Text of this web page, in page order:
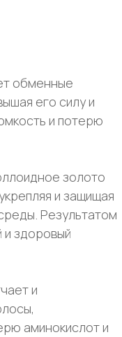
обменные
его силу и
и потерю
золото
и защищая
Результатом
и здоровый
и
аминокислот и